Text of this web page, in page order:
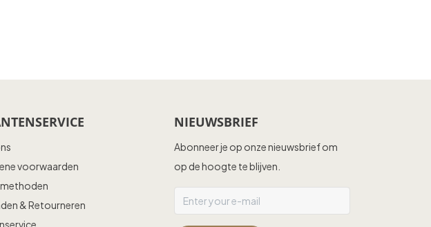
voorwaarden
& Retourneren
NIEUWSBRIEF
Abonneer je op onze nieuwsbrief om
op de hoogte te blijven.